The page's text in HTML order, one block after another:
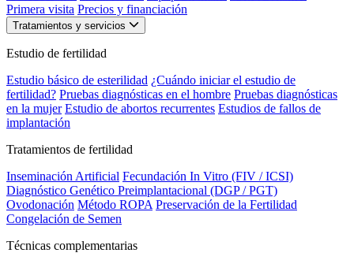
Primera visita Precios y financiación
Tratamientos y servicios
Estudio de fertilidad
Estudio básico de esterilidad ¿Cuándo iniciar el estudio de
fertilidad? Pruebas diagnósticas en el hombre Pruebas diagnósticas
en la mujer Estudio de abortos recurrentes Estudios de fallos de
implantación
Tratamientos de fertilidad
Inseminación Artificial Fecundación In Vitro (FIV / ICSI)
Diagnóstico Genético Preimplantacional (DGP / PGT)
Ovodonación Método ROPA Preservación de la Fertilidad
Congelación de Semen
Técnicas complementarias